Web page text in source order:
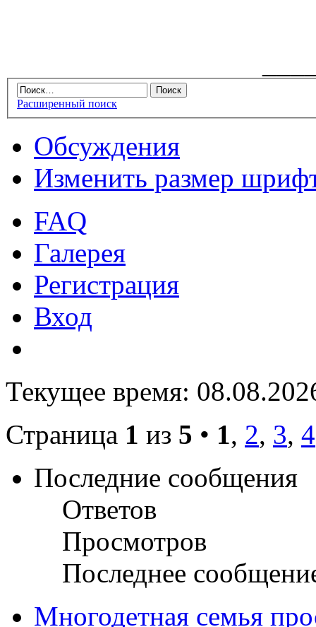
Расширенный поиск
Обсуждения
Изменить размер
FAQ
Галерея
Регистрация
Вход
Текущее время:
Страница 1 из 5 • 1, 2, 3, 4
Последние сообщения
Ответов
Просмотров
Последнее
Многодетная семья